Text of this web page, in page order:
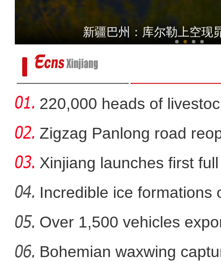
中国石油环塔里木盆地天然
2024年新疆双口岸通行中欧
新疆巴州：库尔勒上空现
220,000 heads of
betwee
Zigzag Panlong road
Xinjiang launches first
Incredible ice formations
Over 1,500 vehicles
Bohemian waxwing